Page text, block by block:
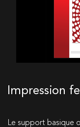
Impression
Le support basique